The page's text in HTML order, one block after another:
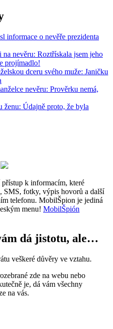
informace o nevěře prezidenta
nevěru: Roztřískala jsem jeho
projímadlo!
dceru svého muže: Janičku
nevěru: Prověrku nemá,
ženu: Údajně proto, že byla
k informacím, které
SMS, fotky, výpis hovorů a další
telefonu. MobilŠpion je jediná
menu! MobilŠpión
dá jistotu, ale…
veškeré důvěry ve vztahu.
zde na webu nebo
je, dá vám všechny
na vás.